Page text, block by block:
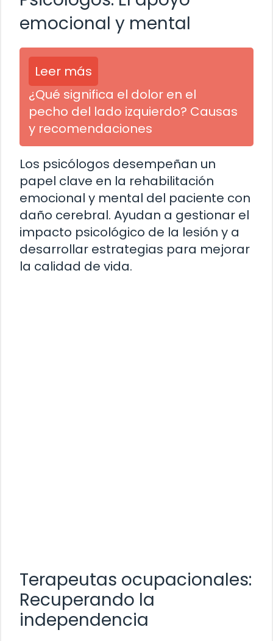
emocional y mental
Leer más
¿Qué significa el dolor en el
pecho del lado izquierdo? Causas
y recomendaciones
Los psicólogos desempeñan un
papel clave en la rehabilitación
emocional y mental del paciente con
daño cerebral. Ayudan a gestionar el
impacto psicológico de la lesión y a
desarrollar estrategias para mejorar
la calidad de vida.
Terapeutas ocupacionales:
Recuperando la
independencia